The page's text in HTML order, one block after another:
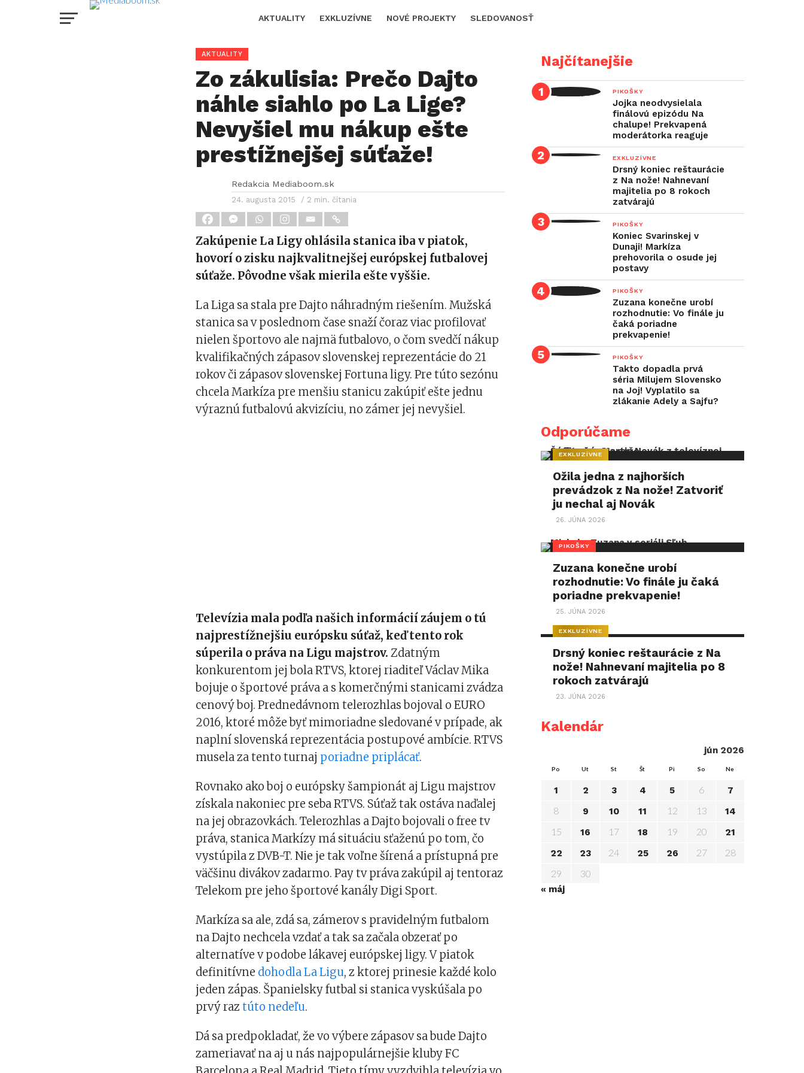
AKTUALITY EXKLUZÍVNE NOVÉ PROJEKTY SLEDOVANOSŤ
AKTUALITY
Zo zákulisia: Prečo Dajto
náhle siahlo po La Lige?
Nevyšiel mu nákup ešte
prestížnejšej súťaže!
Redakcia Mediaboom.sk
24. augusta 2015 / 2 min. čítania
Zakúpenie La Ligy ohlásila stanica iba v piatok,
hovorí o zisku najkvalitnejšej európskej futbalovej
súťaže. Pôvodne však mierila ešte vyššie.
La Liga sa stala pre Dajto náhradným riešením. Mužská
stanica sa v poslednom čase snaží čoraz viac profilovať
nielen športovo ale najmä futbalovo, o čom svedčí nákup
kvalifikačných zápasov slovenskej reprezentácie do 21
rokov či zápasov slovenskej Fortuna ligy. Pre túto sezónu
chcela Markíza pre menšiu stanicu zakúpiť ešte jednu
výraznú futbalovú akvizíciu, no zámer jej nevyšiel.
Televízia mala podľa našich informácií záujem o tú
najprestížnejšiu európsku súťaž, keď tento rok
súperila o práva na Ligu majstrov. Zdatným
konkurentom jej bola RTVS, ktorej riaditeľ Václav Mika
bojuje o športové práva a s komerčnými stanicami zvádza
cenový boj. Prednedávnom telerozhlas bojoval o EURO
2016, ktoré môže byť mimoriadne sledované v prípade, ak
naplní slovenská reprezentácia postupové ambície. RTVS
musela za tento turnaj poriadne priplácať.
Rovnako ako boj o európsky šampionát aj Ligu majstrov
získala nakoniec pre seba RTVS. Súťaž tak ostáva naďalej
na jej obrazovkách. Telerozhlas a Dajto bojovali o free tv
práva, stanica Markízy má situáciu sťaženú po tom, čo
vystúpila z DVB-T. Nie je tak voľne šírená a prístupná pre
väčšinu divákov zadarmo. Pay tv práva zakúpil aj tentoraz
Telekom pre jeho športové kanály Digi Sport.
Markíza sa ale, zdá sa, zámerov s pravidelným futbalom
na Dajto nechcela vzdať a tak sa začala obzerať po
alternatíve v podobe lákavej európskej ligy. V piatok
definitívne dohodla La Ligu, z ktorej prinesie každé kolo
jeden zápas. Španielsky futbal si stanica vyskúšala po
prvý raztúto nedeľu.
Dá sa predpokladať, že vo výbere zápasov sa bude Dajto
zameriavať na aj u nás najpopulárnejšie kluby FC
Najčítanejšie
PIKOŠKY
Jojka neodvysielala
finálovú epizódu Na
chalupe! Prekvapená
moderátorka reaguje
EXKLUZÍVNE
Drsný koniec reštaurácie
z Na nože! Nahnevaní
majitelia po 8 rokoch
zatvárajú
PIKOŠKY
Koniec Svarinskej v
Dunaji! Markíza
prehovorila o osude jej
postavy
PIKOŠKY
Zuzana konečne urobí
rozhodnutie: Vo finále ju
čaká poriadne
prekvapenie!
PIKOŠKY
Takto dopadla prvá
séria Milujem Slovensko
na Joj! Vyplatilo sa
zlákanie Adely a Sajfu?
Odporúčame
EXKLUZÍVNE
Ožila jedna z najhorších
prevádzok z Na nože! Zatvoriť
ju nechal aj Novák
26. JÚNA 2026
PIKOŠKY
Zuzana konečne urobí
rozhodnutie: Vo finále ju čaká
poriadne prekvapenie!
25. JÚNA 2026
EXKLUZÍVNE
Drsný koniec reštaurácie z Na
nože! Nahnevaní majitelia po 8
rokoch zatvárajú
23. JÚNA 2026
Kalendár
jún 2026
Po Ut St Št Pi So Ne
1 2 3 4 5 6 7
8 9 10 11 12 13 14
15 16 17 18 19 20
21
22
23 24 25 26 27
28
29
30
« máj